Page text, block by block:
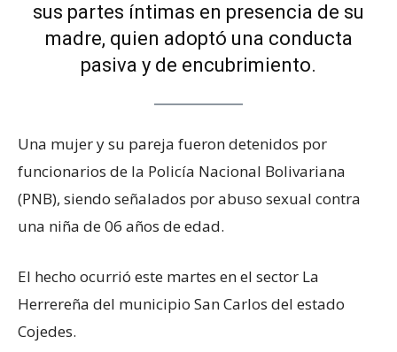
sus partes íntimas en presencia de su
madre, quien adoptó una conducta
pasiva y de encubrimiento.
Una mujer y su pareja fueron detenidos por
funcionarios de la Policía Nacional Bolivariana
(PNB), siendo señalados por abuso sexual contra
una niña de 06 años de edad.
El hecho ocurrió este martes en el sector La
Herrereña del municipio San Carlos del estado
Cojedes.